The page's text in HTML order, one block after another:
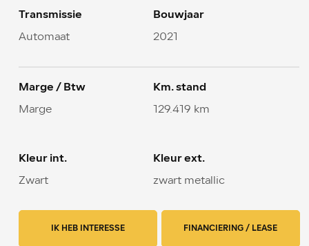
Transmissie
Automaat
Bouwjaar
2021
Marge / Btw
Marge
Km. stand
129.419 km
Kleur int.
Zwart
Kleur ext.
zwart metallic
IK HEB INTERESSE FINANCIERING / LEASE